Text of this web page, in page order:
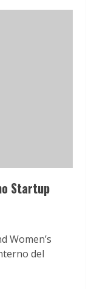
Startup
Women’s
del